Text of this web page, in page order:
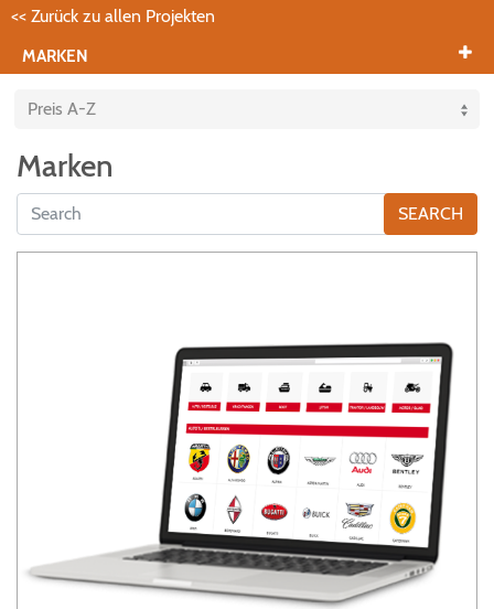
<< Zurück zu allen Projekten
MARKEN
Marken